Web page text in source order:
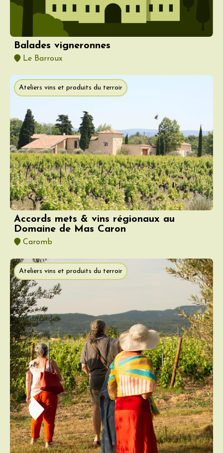
Balades vigneronnes
Le Barroux
Ateliers vins et produits du terroir
Accords mets & vins régionaux au
Domaine de Mas Caron
Caromb
Ateliers vins et produits du terroir